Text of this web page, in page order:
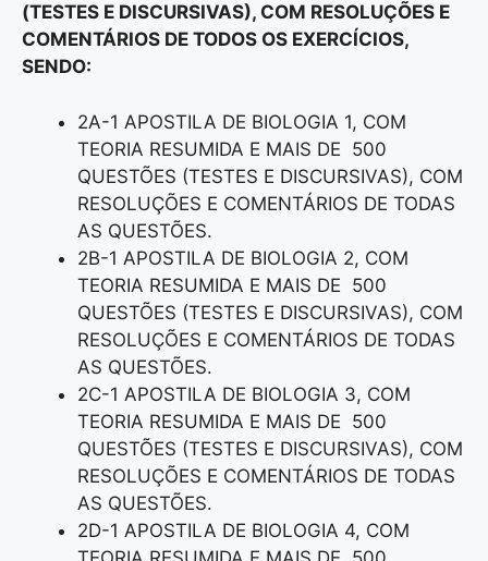
(TESTES E DISCURSIVAS), COM RESOLUÇÕES E
COMENTÁRIOS DE TODOS OS EXERCÍCIOS,
SENDO:
2A-1 APOSTILA DE BIOLOGIA 1, COM
TEORIA RESUMIDA E MAIS DE 500
QUESTÕES (TESTES E DISCURSIVAS), COM
RESOLUÇÕES E COMENTÁRIOS DE TODAS
AS QUESTÕES.
2B-1 APOSTILA DE BIOLOGIA 2, COM
TEORIA RESUMIDA E MAIS DE 500
QUESTÕES (TESTES E DISCURSIVAS), COM
RESOLUÇÕES E COMENTÁRIOS DE TODAS
AS QUESTÕES.
2C-1 APOSTILA DE BIOLOGIA 3, COM
TEORIA RESUMIDA E MAIS DE 500
QUESTÕES (TESTES E DISCURSIVAS), COM
RESOLUÇÕES E COMENTÁRIOS DE TODAS
AS QUESTÕES.
2D-1 APOSTILA DE BIOLOGIA 4, COM